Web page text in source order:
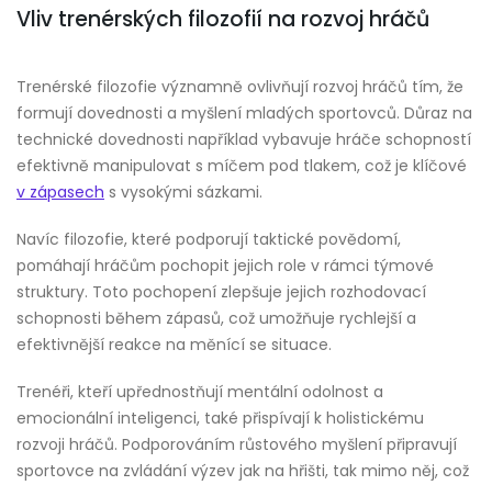
Vliv trenérských filozofií na rozvoj hráčů
Trenérské filozofie významně ovlivňují rozvoj hráčů tím, že
formují dovednosti a myšlení mladých sportovců. Důraz na
technické dovednosti například vybavuje hráče schopností
efektivně manipulovat s míčem pod tlakem, což je klíčové
v zápasech s vysokými sázkami.
Navíc filozofie, které podporují taktické povědomí,
pomáhají hráčům pochopit jejich role v rámci týmové
struktury. Toto pochopení zlepšuje jejich rozhodovací
schopnosti během zápasů, což umožňuje rychlejší a
efektivnější reakce na měnící se situace.
Trenéři, kteří upřednostňují mentální odolnost a
emocionální inteligenci, také přispívají k holistickému
rozvoji hráčů. Podporováním růstového myšlení připravují
sportovce na zvládání výzev jak na hřišti, tak mimo něj, což